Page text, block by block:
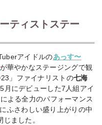
ティストステー
アイドルのあっす〜
が華やかなステージングで観
」ファイナリストの七海
月にデビューした7人組アイ
による全力のパフォーマンス
ふさわしい盛り上がりの中
ました。